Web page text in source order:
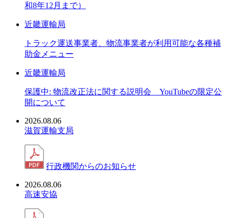
和8年12月まで）
近畿運輸局
トラック運送事業者、物流事業者が利用可能な各種補
助金メニュー
近畿運輸局
保護中: 物流改正法に関する説明会 YouTubeの限定公
開について
2026.08.06
滋賀運輸支局
行政機関からのお知らせ
2026.08.06
高速安協